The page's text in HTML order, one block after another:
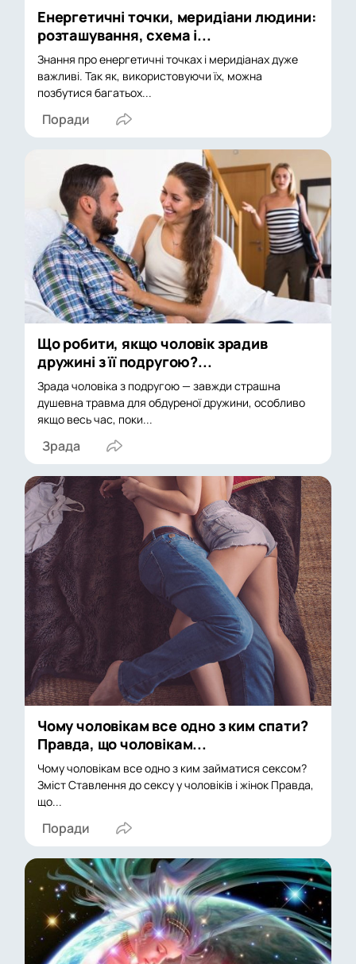
Енергетичні точки, меридіани людини:
розташування, схема і...
Знання про енергетичні точках і меридіанах дуже
важливі. Так як, використовуючи їх, можна
позбутися багатьох...
Поради
Що робити, якщо чоловік зрадив
дружині з її подругою?...
Зрада чоловіка з подругою — завжди страшна
душевна травма для обдуреної дружини, особливо
якщо весь час, поки...
Зрада
Чому чоловікам все одно з ким спати?
Правда, що чоловікам...
Чому чоловікам все одно з ким займатися сексом?
Зміст Ставлення до сексу у чоловіків і жінок Правда,
що...
Поради